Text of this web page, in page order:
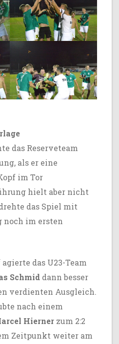
das Reserveteam
als er eine
im Tor
hielt aber nicht
das Spiel mit
noch im ersten
das U23-Team
Schmid dann besser
verdienten Ausgleich.
nach einem
Hierner zum 2:2
Zeitpunkt weiter am